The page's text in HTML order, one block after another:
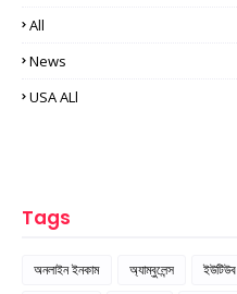
All
News
USA ALl
Tags
অনলাইন ইনকাম অ্যাম্বুলেন্স ইউটিউব